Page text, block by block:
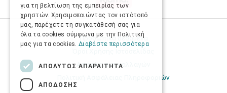
Προσωπικά δεδομένα
Ασφάλεια συναλλαγών
Πολιτική Ασφάλειας Πληροφοριών
για τη βελτίωση της εμπειρίας των
χρηστών. Χρησιμοποιώντας τον ιστότοπό
μας, παρέχετε τη συγκατάθεσή σας για
όλα τα cookies σύμφωνα με την Πολιτική
μας για τα cookies. Διαβάστε περισσότερα
ΑΠΟΛΎΤΩΣ ΑΠΑΡΑΊΤΗΤΑ
ΑΠΌΔΟΣΗΣ